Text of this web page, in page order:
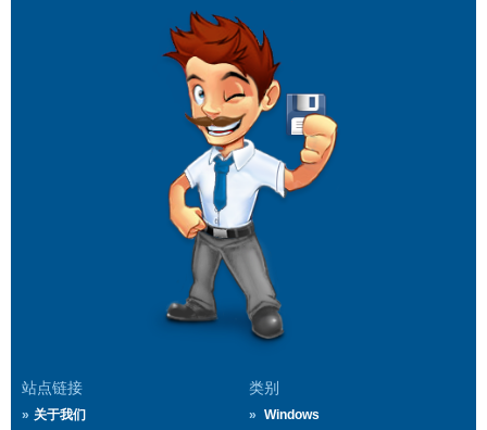
站点链接
关于我们
类别
Windows